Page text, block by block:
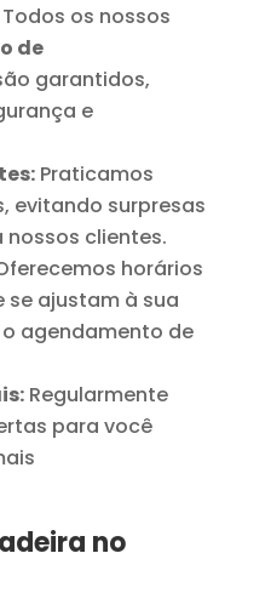
os nossos
de
garantidos,
e
Praticamos
evitando surpresas
clientes.
horários
ajustam à sua
agendamento de
Regularmente
para você
no